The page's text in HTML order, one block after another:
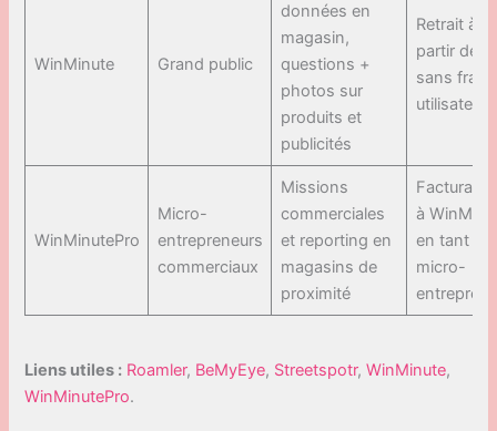
WinMinute Grand public
données en
magasin,
questions +
photos sur
produits et
publicités
Retrait à
partir de 4
sans frais
utilisateur
WinMinutePro
Micro-
entrepreneurs
commerciaux
Missions
commerciales
et reporting en
magasins de
proximité
à
en tant
micro-
Liens utiles : Roamler, BeMyEye, Streetspotr,WinMinute,
WinMinutePro.